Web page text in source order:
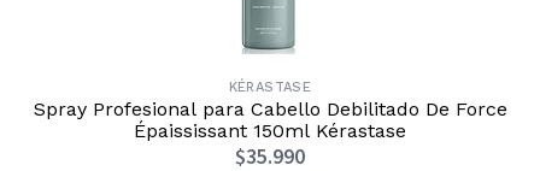
KÉRASTASE
Spray Profesional para Cabello Debilitado De Force
Épaississant 150ml Kérastase
$35.990